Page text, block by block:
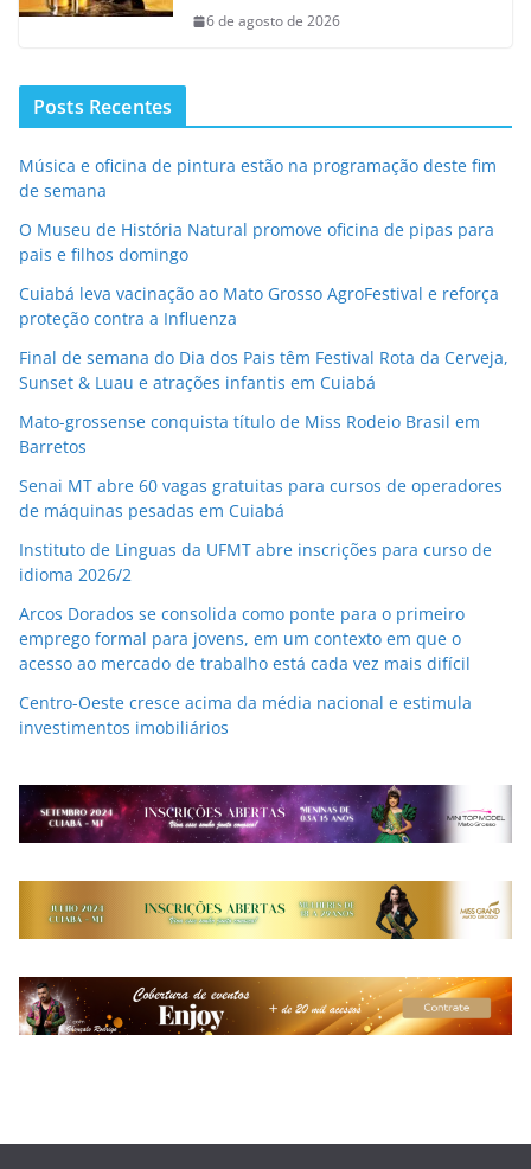
6 de agosto de 2026
Posts Recentes
Música e oficina de pintura estão na programação deste fim
de semana
O Museu de História Natural promove oficina de pipas para
pais e filhos domingo
Cuiabá leva vacinação ao Mato Grosso AgroFestival e reforça
proteção contra a Influenza
Final de semana do Dia dos Pais têm Festival Rota da Cerveja,
Sunset & Luau e atrações infantis em Cuiabá
Mato-grossense conquista título de Miss Rodeio Brasil em
Barretos
Senai MT abre 60 vagas gratuitas para cursos de operadores
de máquinas pesadas em Cuiabá
Instituto de Linguas da UFMT abre inscrições para curso de
idioma 2026/2
Arcos Dorados se consolida como ponte para o primeiro
emprego formal para jovens, em um contexto em que o
acesso ao mercado de trabalho está cada vez mais difícil
Centro-Oeste cresce acima da média nacional e estimula
investimentos imobiliários